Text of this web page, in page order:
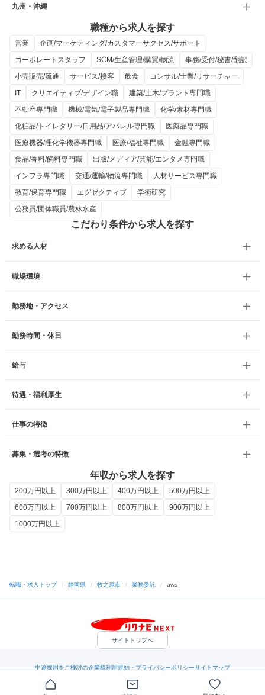
九州・沖縄
職種から求人を探す
営業
企画/マーケティング/カスタマーサクセス/サポート
コーポレートスタッフ
SCM/生産管理/購買/物流
事務/受付/秘書/翻訳
小売販売/流通
サービス/接客 飲食
コンサル/士業/リサーチャー
IT
クリエイティブ/デザイン職
建築/土木/プラント専門職
不動産専門職
機械/電気/電子製品専門職
化学/素材専門職
化粧品/トイレタリー/日用品/アパレル専門職
医薬品専門職
医療機器/理化学機器専門職
医療/福祉専門職
金融専門職
食品/香料/飼料専門職
出版/メディア/芸能/エンタメ専門職
インフラ専門職
交通/運輸/物流専門職
人材サービス専門職
教育/保育専門職
エグゼクティブ
学術研究
公務員/団体職員/農林水産
こだわり条件から求人を探す
求める人材
職場環境
勤務地・アクセス
勤務時間・休日
給与
待遇・福利厚生
仕事の特徴
募集・選考の特徴
年収から求人を探す
200万円以上 300万円以上 400万円以上
500万円以上
600万円以上
700万円以上 800万円以上
900万円以上
1000万円以上
転職・求人トップ / 静岡県 / 牧之原市 / 業務委託 / aws
サイトトップへ
中途採用をご検討の企業様利用規約・プライバシーポリシーサイトマップ
（C）Indeed Inc.